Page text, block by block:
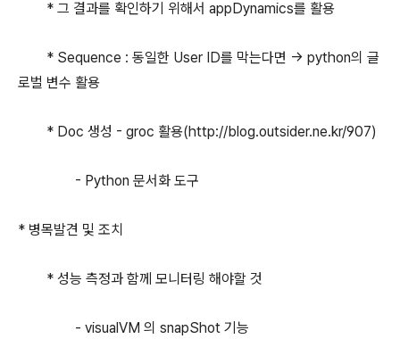
* 그 결과를 확인하기 위해서 appDynamics를 활용
* Sequence : 동일한 User ID를 막는다면 -> python의 글
로벌 변수 활용
* Doc 생성 - groc 활용(http://blog.outsider.ne.kr/907)
- Python 문서화 도구
* 병목발견 및 조치
* 성능 측정과 함께 모니터링 해야할 것
- visualVM 의 snapShot 기능